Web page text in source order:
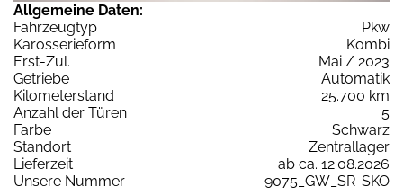
Allgemeine Daten:
Fahrzeugtyp
Pkw
Karosserieform
Kombi
Erst-Zul.
Mai / 2023
Getriebe
Automatik
Kilometerstand
25.700 km
Anzahl der Türen
5
Farbe
Schwarz
Standort
Zentrallager
Lieferzeit
ab ca. 12.08.2026
Unsere Nummer
9075_GW_SR-SKO